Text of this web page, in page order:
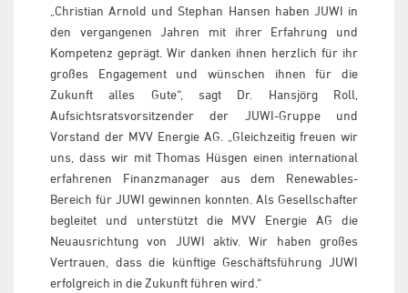
„Christian Arnold und Stephan Hansen haben JUWI in
den vergangenen Jahren mit ihrer Erfahrung und
Kompetenz geprägt. Wir danken ihnen herzlich für ihr
großes Engagement und wünschen ihnen für die
Zukunft alles Gute“, sagt Dr. Hansjörg Roll,
Aufsichtsratsvorsitzender der JUWI-Gruppe und
Vorstand der MVV Energie AG. „Gleichzeitig freuen wir
uns, dass wir mit Thomas Hüsgen einen international
erfahrenen Finanzmanager aus dem Renewables-
Bereich für JUWI gewinnen konnten. Als Gesellschafter
begleitet und unterstützt die MVV Energie AG die
Neuausrichtung von JUWI aktiv. Wir haben großes
Vertrauen, dass die künftige Geschäftsführung JUWI
erfolgreich in die Zukunft führen wird.“